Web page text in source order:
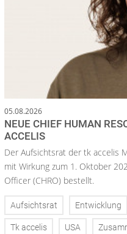
05.08.2026
NEUE CHIEF HUMAN
ACCELIS
Der Aufsichtsrat der tk accelis
mit Wirkung zum 1. Oktober
Officer (CHRO) bestellt.
Aufsichtsrat Entwicklung
Tk accelis USA